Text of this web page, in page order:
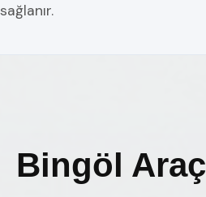
sağlanır.
Bingöl Araç